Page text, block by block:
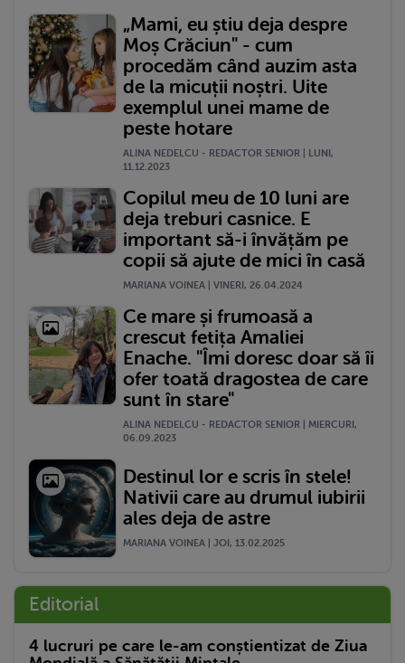
„Mami, eu știu deja despre
Moș Crăciun" - cum
procedăm când auzim asta
de la micuții noștri. Uite
exemplul unei mame de
peste hotare
ALINA NEDELCU - REDACTOR SENIOR | LUNI,
11.12.2023
Copilul meu de 10 luni are
deja treburi casnice. E
important să-i învățăm pe
copii să ajute de mici în casă
MARIANA VOINEA | VINERI, 26.04.2024
Ce mare și frumoasă a
crescut fetița Amaliei
Enache. "Îmi doresc doar să îi
ofer toată dragostea de care
sunt în stare"
ALINA NEDELCU - REDACTOR SENIOR | MIERCURI,
06.09.2023
Destinul lor e scris în stele!
Nativii care au drumul iubirii
ales deja de astre
MARIANA VOINEA | JOI, 13.02.2025
Editorial
4 lucruri pe care le-am conștientizat de Ziua